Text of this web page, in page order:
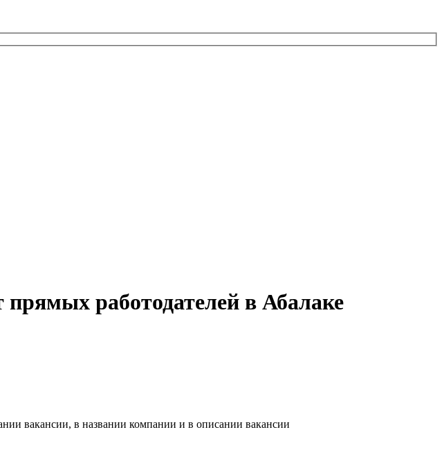
прямых работодателей в Абалаке
вакансии, в названии компании и в описании вакансии